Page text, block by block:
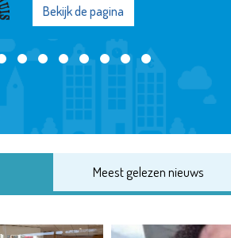
Bekijk de pagina
Meest gelezen nieuws